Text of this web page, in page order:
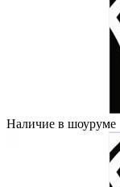
Наличие в шоуруме